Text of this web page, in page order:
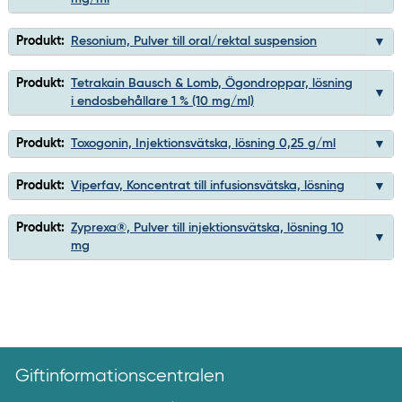
Produkt: Resonium, Pulver till oral/rektal suspension
Produkt: Tetrakain Bausch & Lomb, Ögondroppar, lösning
i endosbehållare 1 % (10 mg/ml)
Produkt: Toxogonin, Injektionsvätska, lösning 0,25 g/ml
Produkt: Viperfav, Koncentrat till infusionsvätska, lösning
Produkt: Zyprexa®, Pulver till injektionsvätska, lösning 10
mg
Giftinformationscentralen